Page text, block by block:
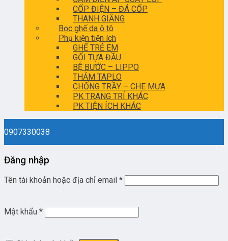
CỐP ĐIỆN – ĐÁ CỐP
THANH GIẰNG
Bọc ghế da ô tô
Phụ kiện tiện ích
GHẾ TRẺ EM
GỐI TỰA ĐẦU
BỆ BƯỚC – LIPPO
THẢM TAPLO
CHỐNG TRẦY – CHE MƯA
PK TRANG TRÍ KHÁC
PK TIỆN ÍCH KHÁC
0907330038
Đăng nhập
Tên tài khoản hoặc địa chỉ email *
Mật khẩu *